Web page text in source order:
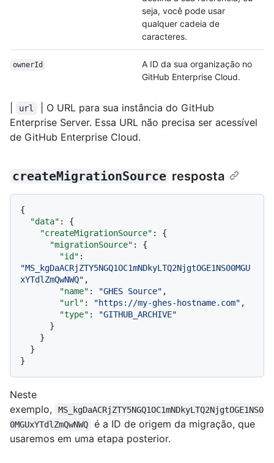
seja, você pode usar
qualquer cadeia de
caracteres.
ownerId
A ID da sua organização no
GitHub Enterprise Cloud.
url
| O URL para sua instância do GitHub
Enterprise Server. Essa URL não precisa ser acessível
de GitHub Enterprise Cloud.
createMigrationSource resposta
{
"data" :
{
"createMigrationSource" :
{
"migrationSource" :
{
"id" :
"MS_kgDaACRjZTY5NGQ1OC1mNDkyLTQ2NjgtOGE1NS00MGU
xYTdlZmQwNWQ" ,
"name" : "GHES Source" ,
"url" : "https://my-ghes-hostname.com" ,
"type" :
"GITHUB_ARCHIVE"
}
}
}
}
Neste
exemplo,
MS_kgDaACRjZTY5NGQ1OC1mNDkyLTQ2NjgtOGE1NS0
0MGUxYTdlZmQwNWQ
é a ID de origem da migração, que
usaremos em uma etapa posterior.